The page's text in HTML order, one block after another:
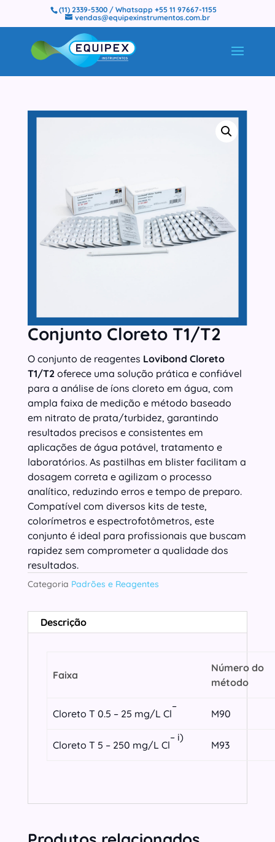
(11) 2339-5300 / Whatsapp +55 11 97667-1155
vendas@equipexinstrumentos.com.br
Conjunto Cloreto T1/T2
O conjunto de reagentes Lovibond Cloreto
T1/T2 oferece uma solução prática e confiável
para a análise de íons cloreto em água, com
ampla faixa de medição e método baseado
em nitrato de prata/turbidez, garantindo
resultados precisos e consistentes em
aplicações de água potável, tratamento e
laboratórios. As pastilhas em blister facilitam a
dosagem correta e agilizam o processo
analítico, reduzindo erros e tempo de preparo.
Compatível com diversos kits de teste,
colorímetros e espectrofotômetros, este
conjunto é ideal para profissionais que buscam
rapidez sem comprometer a qualidade dos
resultados.
Categoria Padrões e Reagentes
Descrição
Faixa
Número do
método
Cloreto T 0.5 – 25 mg/L Cl
–
M90
Cloreto T 5 – 250 mg/L Cl
– i)
M93